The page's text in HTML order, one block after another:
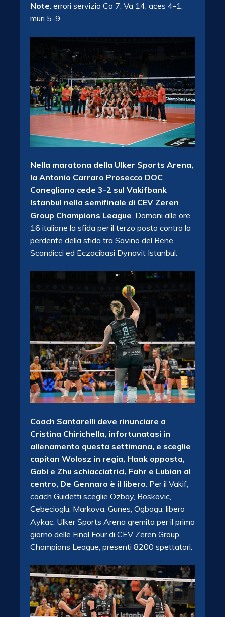
Note: errori servizio Co 7, Va 14; aces 4-1,
muri 5-9
Nella maratona della Ulker Sports Arena,
la Antonio Carraro Prosecco DOC
Conegliano cede 3-2 sul Vakifbank
Istanbul nella semifinale di CEV Zeren
Group Champions League . Domani alle ore
16 italiane la sfida per il terzo posto contro la
perdente della sfida tra Savino del Bene
Scandicci ed Eczacibasi Dynavit Istanbul.
Coach Santarelli deve rinunciare a
Cristina Chirichella, infortunatasi in
allenamento questa settimana, e sceglie
capitan Wolosz in regia, Haak opposta,
Gabi e Zhu schiacciatrici, Fahr e Lubian al
centro, De Gennaro è il libero. Per il Vakif,
coach Guidetti sceglie Ozbay, Boskovic,
Cebecioglu, Markova, Gunes, Ogbogu, libero
Aykac. Ulker Sports Arena gremita per il primo
giorno delle Final Four di CEV Zeren Group
Champions League, presenti 8200 spettatori.